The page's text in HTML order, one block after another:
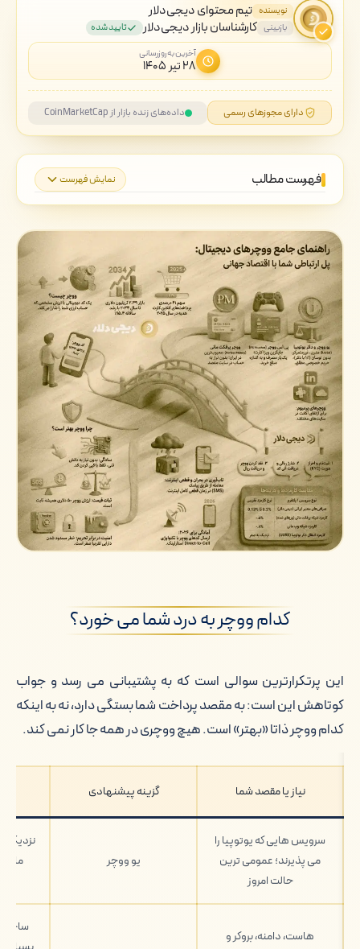
نویسنده تیم محتوای دیجی‌دلار
بازبینی کارشناسان بازار دیجی‌دلار تایید شده
آخرین به‌روزرسانی
۲۸ تیر ۱۴۰۵
دارای مجوزهای رسمی داده‌های زنده بازار از CoinMarketCap
فهرست مطالب نمایش فهرست
کدام ووچر به درد شما می خورد؟
ووچر چیست و دقیقا چطور کار می کند؟
پنج ووچری که در ایران واقعا کاربرد دارند
خرید ووچر؛ مرحله به مرحله
هزینه واقعی خرید ووچر؛ کارمزد را باز کنیم
کد ووچر را چطور خرج کنیم؟
فروش ووچر و نقد کردن آن به ریال
تبدیل ووچر به تتر و به ووچرهای دیگر
ریسک ها؛ جایی که ووچر جواب نمی دهد
وقتی اینترنت قطع می شود پول ما چه می
وضعیت قانونی خرید و فروش ووچر
سوال های پرتکرار درباره خرید ووچر
کدام ووچر به درد شما می خورد؟
این پرتکرارترین سوالی است که به پشتیبانی می رسد و جواب
کوتاهش این است: به مقصد پرداخت شما بستگی دارد، نه به اینکه
کدام ووچر ذاتا «بهتر» است. هیچ ووچری در همه جا کار نمی کند.
نیاز یا مقصد شما گزینه پیشنهادی
سرویس هایی که یوتوپیا را
می پذیرند؛ عمومی ترین
حالت امروز
یو ووچر
نزدیک
هاست، دامنه، بروکر و